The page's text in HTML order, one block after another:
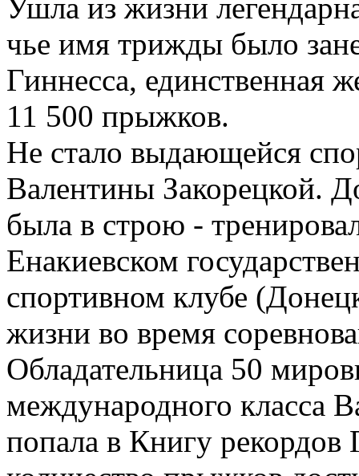
Ушла из жизни
чье имя трижды было
Гиннеcса, единственная
11 500 прыжков.
Не стало выдающейся
Валентины Закорецкой.
была в строю -
Енакиевском
спортивном клубе
жизни во время
Обладательница 50
международного класса
попала в Книгу рекордов